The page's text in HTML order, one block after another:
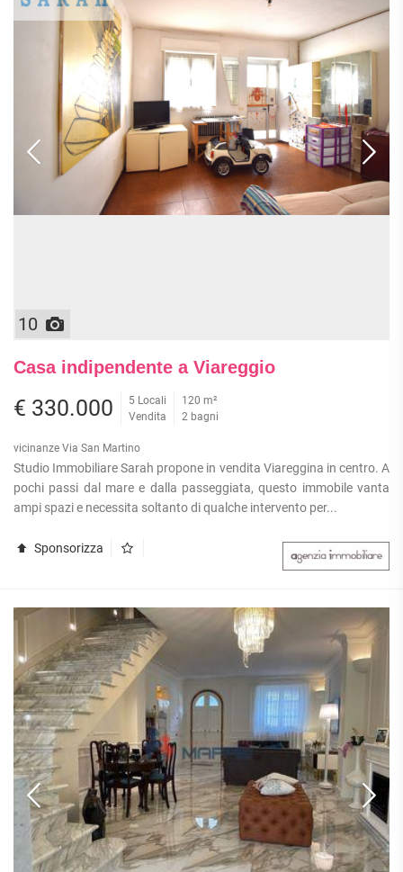
10
Casa indipendente a Viareggio
€ 330.000
5 Locali
Vendita
120 m²
2 bagni
vicinanze Via San Martino
Studio Immobiliare Sarah propone in vendita Viareggina in centro. A
pochi passi dal mare e dalla passeggiata, questo immobile vanta
ampi spazi e necessita soltanto di qualche intervento per...
Sponsorizza